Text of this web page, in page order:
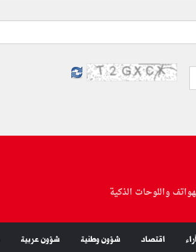
واللوحات الذكية
اقتصاد شؤون وطنية شؤون عربية